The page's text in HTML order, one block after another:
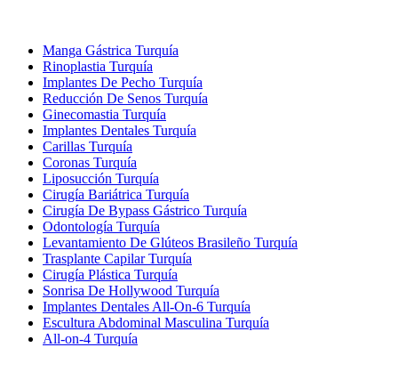
Manga Gástrica Turquía
Rinoplastia Turquía
Implantes De Pecho Turquía
Reducción De Senos Turquía
Ginecomastia Turquía
Implantes Dentales Turquía
Carillas Turquía
Coronas Turquía
Liposucción Turquía
Cirugía Bariátrica Turquía
Cirugía De Bypass Gástrico Turquía
Odontología Turquía
Levantamiento De Glúteos Brasileño Turquía
Trasplante Capilar Turquía
Cirugía Plástica Turquía
Sonrisa De Hollywood Turquía
Implantes Dentales All-On-6 Turquía
Escultura Abdominal Masculina Turquía
All-on-4 Turquía